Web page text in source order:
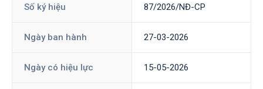
Số ký hiệu 87/2026/NĐ-CP
Ngày ban hành 27-03-2026
Ngày có hiệu lực 15-05-2026